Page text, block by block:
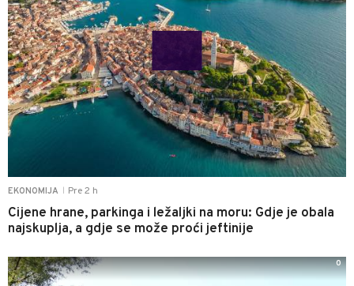
EKONOMIJA Pre 2 h
Cijene hrane, parkinga i ležaljki na moru: Gdje je obala
najskuplja, a gdje se može proći jeftinije
0